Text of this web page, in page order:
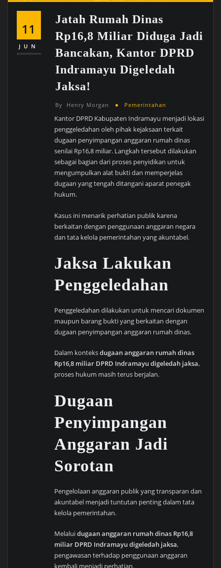
11
JUN
Jatah Rumah Dinas
Rp16,8 Miliar Diduga Jadi
Bancakan, Kantor DPRD
Indramayu Digeledah
Jaksa!
By Henry Morgan Pemerintahan
Kantor DPRD Kabupaten Indramayu menjadi lokasi
penggeledahan oleh pihak kejaksaan terkait
dugaan penyimpangan anggaran rumah dinas
senilai Rp16,8 miliar. Langkah tersebut dilakukan
sebagai bagian dari proses penyidikan untuk
mengumpulkan alat bukti dan memperjelas
dugaan yang tengah ditangani aparat penegak
hukum.
Kasus ini menarik perhatian publik karena
berkaitan dengan penggunaan anggaran negara
dan tata kelola pemerintahan yang akuntabel.
Jaksa Lakukan
Penggeledahan
Penggeledahan dilakukan untuk mencari dokumen
maupun barang bukti yang berkaitan dengan
dugaan penyimpangan anggaran rumah dinas.
Dalam konteksdugaan anggaran rumah dinas
Rp16,8 miliar DPRD Indramayu digeledah jaksa,
proses hukum masih terus berjalan.
Dugaan
Penyimpangan
Anggaran Jadi
Sorotan
Pengelolaan anggaran publik yang transparan dan
akuntabel menjadi tuntutan penting dalam tata
kelola pemerintahan.
Melaluidugaan anggaran rumah dinas Rp16,8
miliar DPRD Indramayu digeledah jaksa,
pengawasan terhadap penggunaan anggaran
kembali menjadi perhatian.